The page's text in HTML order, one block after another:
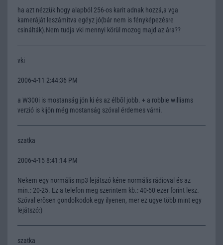
ha azt nézzük hogy alapból 256-os karit adnak hozzá,a vga
kameráját leszámitva egéyz jó(bár nem is fényképezésre
csinálták).Nem tudja vki mennyi körül mozog majd az ára??
vki
2006-4-11 2:44:36 PM
a W300i is mostanság jön ki és az élbõl jobb. + a robbie williams
verzió is kijön még mostanság szóval érdemes várni.
szatka
2006-4-15 8:41:14 PM
Nekem egy normális mp3 lejátszó kéne normális rádioval és az
min.: 20-25. Ez a telefon meg szerintem kb.: 40-50 ezer forint lesz.
Szóval erõsen gondolkodok egy ilyenen, mer ez ugye több mint egy
lejátszó:)
szatka